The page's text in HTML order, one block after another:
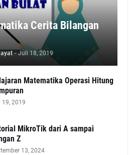
Cerita Bilangan
- Juli 18, 2019
Matematika Operasi Hitung
19, 2019
MikroTik dari A sampai
Z
13, 2024